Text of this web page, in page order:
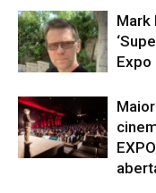
Mark
Expo